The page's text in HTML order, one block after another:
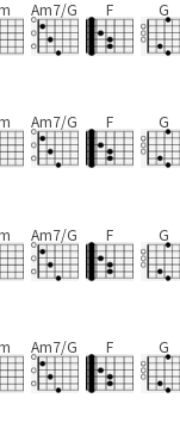
Am7/G F G
Am7/G F G
Am7/G F G
Am7/G F G